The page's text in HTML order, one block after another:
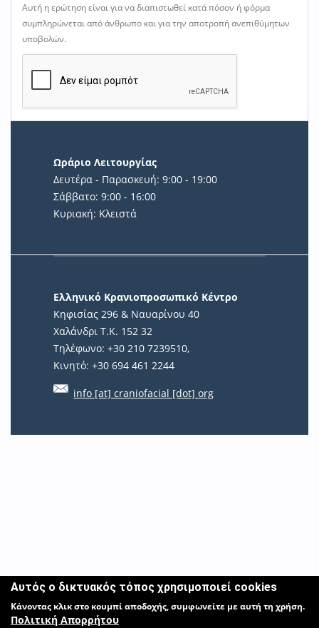
Αυτή η ερώτηση είναι για να διαπιστωθεί κατά πόσον ή φόρμα
συμπληρώνεται από άνθρωπο και για την αποτροπή ανεπιθύμητων
υποβολών.
Ωράριο Λειτουργίας
Δευτέρα - Παρασκευή: 9:00 - 19:00
Σάββατο: 9:00 - 16:00
Κυριακή: Κλειστά
Ελληνικό Κρανιοπροσωπικό Κέντρο
Κηφισίας 296 & Ναυαρίνου 40
Χαλάνδρι Τ.Κ. 152 32
Τηλέφωνο: +30 210 7239510,
Κινητό: +30 694 461 2244
info [at] craniofacial [dot] org
Αυτός ο δικτυακός τόπος χρησιμοποιεί cookies
Κάνοντας κλικ στο κουμπί αποδοχής, συμφωνείτε με αυτή τη χρήση.
Πολιτική Απορρήτου